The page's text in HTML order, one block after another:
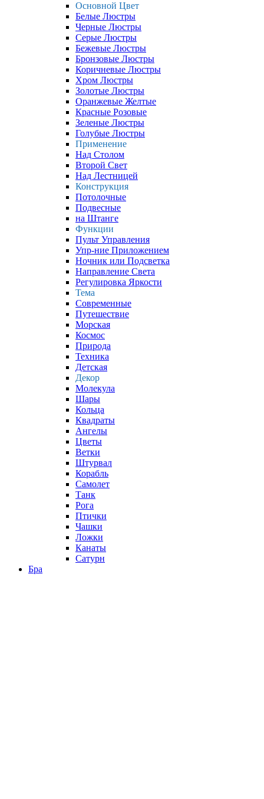
Основной Цвет
Белые Люстры
Черные Люстры
Серые Люстры
Бежевые Люстры
Бронзовые Люстры
Коричневые Люстры
Хром Люстры
Золотые Люстры
Оранжевые Желтые
Красные Розовые
Зеленые Люстры
Голубые Люстры
Применение
Над Столом
Второй Свет
Над Лестницей
Конструкция
Потолочные
Подвесные
на Штанге
Функции
Пульт Управления
Упр-ние Приложением
Ночник или Подсветка
Направление Света
Регулировка Яркости
Тема
Современные
Путешествие
Морская
Космос
Природа
Техника
Детская
Декор
Молекула
Шары
Кольца
Квадраты
Ангелы
Цветы
Ветки
Штурвал
Корабль
Самолет
Танк
Рога
Птички
Чашки
Ложки
Канаты
Сатурн
Бра